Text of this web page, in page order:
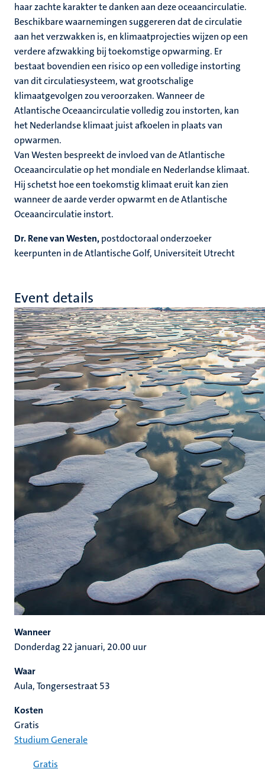
haar zachte karakter te danken aan deze oceaancirculatie.
Beschikbare waarnemingen suggereren dat de circulatie
aan het verzwakken is, en klimaatprojecties wijzen op een
verdere afzwakking bij toekomstige opwarming. Er
bestaat bovendien een risico op een volledige instorting
van dit circulatiesysteem, wat grootschalige
klimaatgevolgen zou veroorzaken. Wanneer de
Atlantische Oceaancirculatie volledig zou instorten, kan
het Nederlandse klimaat juist afkoelen in plaats van
opwarmen.
Van Westen bespreekt de invloed van de Atlantische
Oceaancirculatie op het mondiale en Nederlandse klimaat.
Hij schetst hoe een toekomstig klimaat eruit kan zien
wanneer de aarde verder opwarmt en de Atlantische
Oceaancirculatie instort.
Dr. Rene van Westen,postdoctoraal onderzoeker
keerpunten in de Atlantische Golf, Universiteit Utrecht
Event details
Wanneer
Donderdag 22 januari, 20.00 uur
Waar
Aula, Tongersestraat 53
Kosten
Gratis
Studium Generale
Gratis